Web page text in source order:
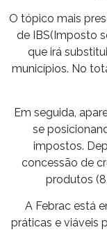
O tópico mais
de IBS(Imposto
que irá
municípios. No
Em seguida,
se
impostos.
concessão de
produtos
A Febrac está
práticas e viáveis